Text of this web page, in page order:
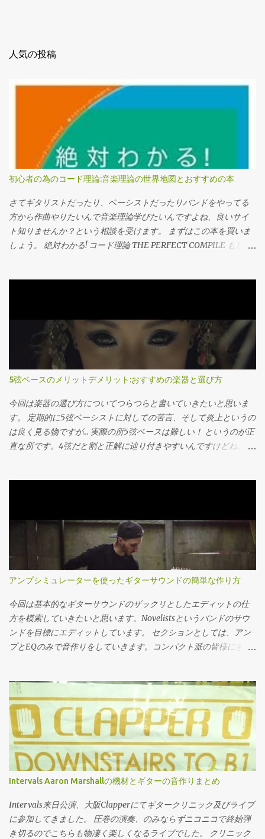
人気の投稿
初心者の為のコード理論:音楽理論の世界地図とおすすめの本
さてギタリストだったり、ベーシストだったりバンドをやってる
方から作曲やりたいんで音楽理論学びたいんですよね、良いサイ
ト知りませんか？という相談を受けます。 まずはこの本を買いま
しょう。 絶対わかる! コード理論 THE PERFECT COMPILE もしく
です。 コード理論は英語で言うa b cを学んだ直後の文形までの内
容、数学で言う四則演算の後の正の数負の数や文字式、といった
所でしょうか。 とにかく挫折しやすく、また演習量も必要な分野
なのでちゃんとした本で勉強するのが一番なのです。 なので本サ
イトでも、コード理論と呼ばれる部分に関しては一通り習った後
に改めて見返す内容の記事しか書きません(宣誓)。本当に初学者が
完全に理解出来るように書けたら有料コンテンツにします。それ
ぐらいめんどくさいです。 ではこの後何を書くのかというと、音
楽理論の世界はどんな風に広がっているのや？？という所であっ
楽理論の世界は広がっています まずこの世の中の音楽理論には二
系統あります。クラシック音楽寄りの音楽理論とジャズ寄りの音
楽理論です。なぜこの二つが対極になるのかと言いますと。 まず
は目的の違いです。 クラシック音楽というものは四声合唱の完成
を目指して作られた物。 ジャズはコードという土台に対して何を
即興として弾けるか、という目的で作られた物です。 この違い、
どこに現れるかと言いますと 禁則 すなわちやってはいけない事。
音楽として崩壊してしまうからやっ...
5弦ベースのメリットデメリット:おすすめの楽器と選び方
今回は楽器の選び方についてつらつらと書いていきたいと思いま
す。 定期的に5弦ベーシストに対しての苦言、そして炎上というの
は良く見る物ですが… 実際の所5弦ベースは難しい！ というのが正
直な所です。4弦だと割と正解に辿り付きやすいんですけどね。 な
タル的なブライトさの損失は割と大ダメージになります — Takt
(@Takt_musicman) 2019年3月23日 5弦ベースのメリット 五弦ベー
スのメリットは 弦の本数が多い 以上終了です。ほんとにこれだ
け。 低い音が欲しけりゃ別に4弦に太い弦を張れば良いし、という
か別に弦変えなくてもちゃんとしたベースなら割と鳴るし。 スウ
ィープとか縦移動のフレーズ、表現をしたい人。どうぞ多弦を使
ってください。 だって弦の本数が足りないとそもそもその表現が
出来ませんから。やりたい事がそこにあるなら仕方無い。 低めで
開放の鳴りが二つ欲しい。まぁこれも多弦導入には悪くない理由
ます。 あとチューニングに凝りたい人とか。 5弦がかっこいいと
思う。どうぞ5弦を買って下さい。憧れ、趣味、これに勝るものは
ありません。大好きなギタリストのシグネチャーを買うのと同
じ。 ただ、もしそれでバンドメンバーからキックされたらしょう
がないよねって話なんですよね。 プレイング面でも、そもそもの
構造の面でも5弦ベースは難しい面があります。 5弦ベースのデメ
リット 5弦ベースのデメリットを考えてみましょう。その為にはエ
レべのデファクトスタンダードとなった四弦ジャズベースとの比
較は避けて通れない道です。 5弦用ネック（多弦もそう）は鳴りが
悪い 5弦用（多弦）ネックというのは物理的に幅が増えるため、ネ
ック自体の質量が大...
アンプシミュレーターを使ったギターサウンドの簡単な作り方
今回は基本的なギターサウンドのザックリとしたエディットの仕
方を模索していきたいと思います。Novelistsというバンドのサウ
ンドを目標にエディットしています。 セクションとしては、アン
プとEQのみで音作りをしていきます。コンパクト派の皆様にも、
ュレーターはこちら ドーン。うちの高級オーディオインターフェ
ース、Zentour内蔵のアンプシミュレーターです。Zentour自体に
FPGAが内蔵されていて、最近はFPGAを使ってのアナログ機材のシ
ミュレートに益々気合が入ってます。 頑張れAntelope。ベースア
ンプも３つぐらいでいいので追加して下さいお願いします。ちな
みにこのアンシミュの元のソフトウェアはOverloud製のTH3と同
一でどちらも所持していますが、ハードウェアベースの方が音が
良いのでこちらを使用します。 ギター 見た目と梅田島村楽器の素
晴らしいアンプに乗せられて買ってしまった７弦。めっちゃ悪口
言うけどなんやかんや手放さないで使い続けるんじゃないでしょ
うか。こいつはまた後程レビューを書きます。アッシュボディ、
Intervals Aaron Marshallの機材とギターの音作りまとめ
Intervals来日公演、大阪Clapperにてギタークリニック及びライブ
に参加してきました。 圧巻の演奏、のみならずニコニコで終始弾
き切るのでこちらも物凄く楽しくなるライブでした。 クリニック